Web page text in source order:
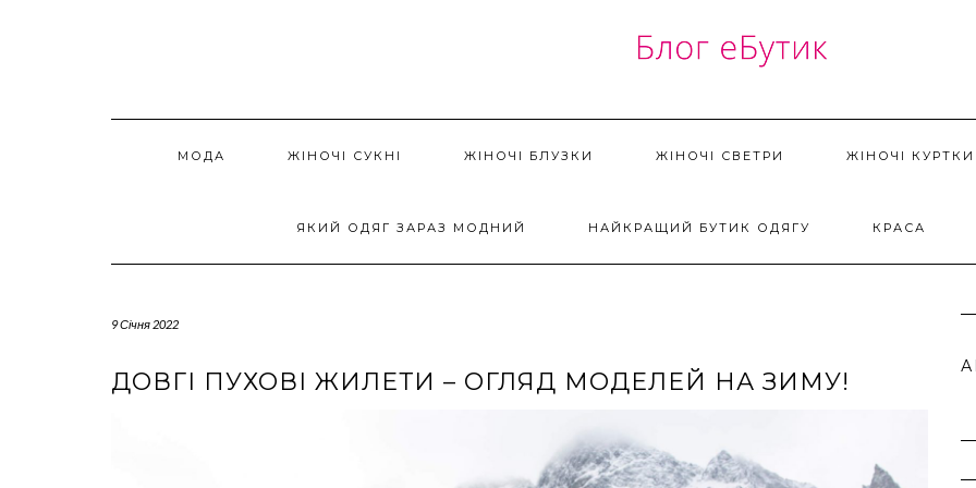
МОДА ЖІНОЧІ СУКНІ ЖІНОЧІ БЛУЗКИ ЖІНОЧІ СВЕТРИ ЖІНОЧІ КУРТКИ
ЯКИЙ ОДЯГ ЗАРАЗ МОДНИЙ НАЙКРАЩИЙ БУТИК ОДЯГУ КРАСА
9 Січня 2022
ДОВГІ ПУХОВІ ЖИЛЕТИ – ОГЛЯД МОДЕЛЕЙ НА ЗИМУ!